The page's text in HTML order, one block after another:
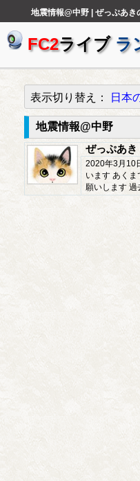
地震情報@中野 | ぜっぷあき
FC2ライブ ラ
表示切り替え： 日本
地震情報@中野
ぜっぷあき
2020年3月10
います あく
願いします